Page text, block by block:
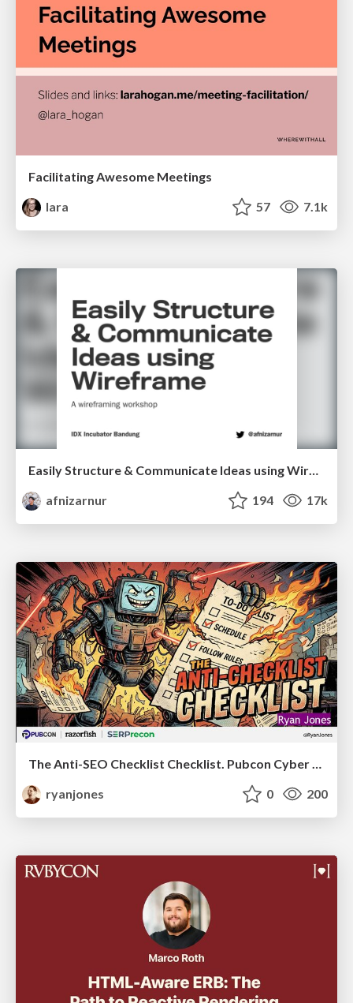
Facilitating Awesome Meetings
lara
57 7.1k
Easily Structure & Communicate Ideas using Wireframe
afnizarnur
194 17k
The Anti-SEO Checklist Checklist. Pubcon Cyber Week
ryanjones
0 200